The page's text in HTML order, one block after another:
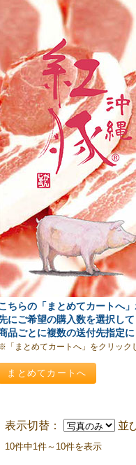
ちらの「まとめてカートへ
にご希望の購入数を選択し
品ごとに複数の送付先指定
「まとめてカートへ」をクリック
表示切替： 並
10件中1件～10件を表示